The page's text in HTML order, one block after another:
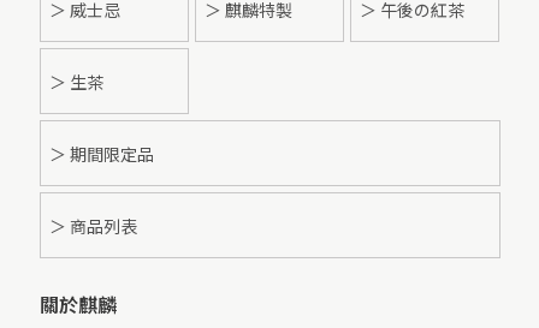
＞ 威士忌 ＞ 麒麟特製 ＞ 午後の紅茶
＞ 生茶
＞ 期間限定品
＞ 商品列表
關於麒麟